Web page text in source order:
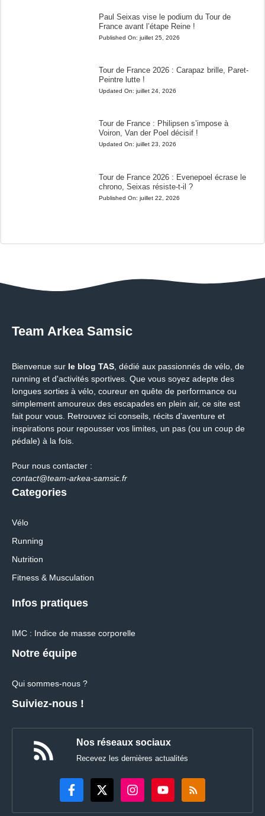
Paul Seixas vise le podium du Tour de
France avant l’étape Reine !
Published On: juillet 25, 2026
Tour de France 2026 : Carapaz brille, Paret-
Peintre lutte !
Updated On: juillet 24, 2026
Tour de France : Philipsen s’impose à
Voiron, Van der Poel décisif !
Updated On: juillet 23, 2026
Tour de France 2026 : Evenepoel écrase le
chrono, Seixas résiste-t-il ?
Published On: juillet 22, 2026
Team Arkea Samsic
Bienvenue sur le blog TAS, dédié aux passionnés de vélo, de
running et d'activités sportives. Que vous soyez adepte des
longues sorties à vélo, coureur en quête de performance ou
simplement amoureux des escapades en plein air, ce site est
fait pour vous. Retrouvez ici conseils, récits d’aventure et
inspirations pour repousser vos limites, un pas (ou un coup de
pédale) à la fois.
Pour nous contacter :
contact@team-arkea-samsic.fr
Categories
Vélo
Running
Nutrition
Fitness & Musculation
Infos pratiques
IMC : Indice de masse corporelle
Notre équipe
Qui sommes-nous ?
Suiviez-nous !
Nos réseaux sociaux
Recevez les dernières actualités